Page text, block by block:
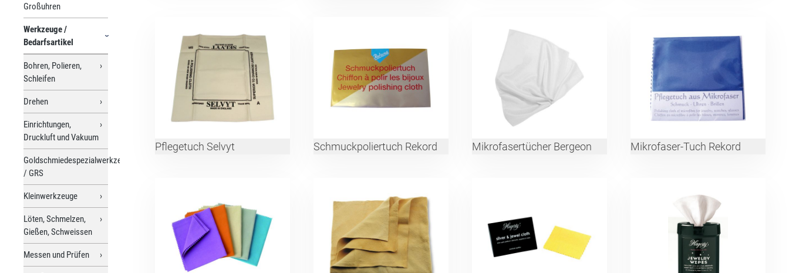
Großuhren
Werkzeuge /
Bedarfsartikel
Bohren, Polieren,
Schleifen
Drehen
Einrichtungen,
Druckluft und Vakuum
Goldschmiedespezialwerkzeuge
/ GRS
Kleinwerkzeuge
Löten, Schmelzen,
Gießen, Schweissen
Messen und Prüfen
Pflegetuch Selvyt Schmuckpoliertuch Rekord Mikrofasertücher Bergeon Mikrofaser-Tuch Rekord